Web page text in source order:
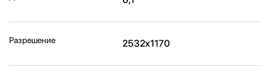
Разрешение 2532x1170